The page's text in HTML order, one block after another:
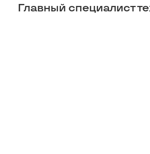
Главный специалист